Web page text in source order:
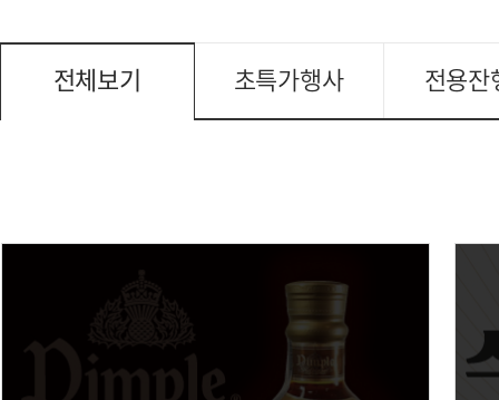
전체보기 초특가행사 전용잔